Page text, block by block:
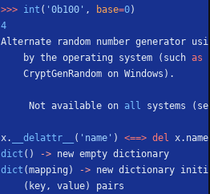
>>> int ( '0b100' , base=0)
4
Alternate random number generator
    by the operating system (such
as
    CryptGenRandom on Windows).
     Not available on
all systems
x. __delattr__ ( 'name' ) <==> del
x.name
dict () -> new empty dictionary
dict (mapping) -> new dictionary
    (key, value) pairs